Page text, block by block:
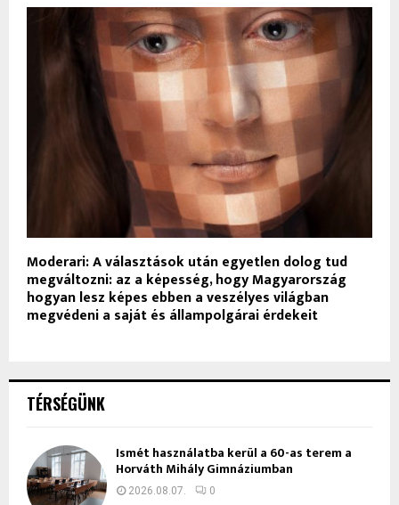
Moderari: A választások után egyetlen dolog tud
megváltozni: az a képesség, hogy Magyarország
hogyan lesz képes ebben a veszélyes világban
megvédeni a saját és állampolgárai érdekeit
TÉRSÉGÜNK
Ismét használatba kerül a 60-as terem a
Horváth Mihály Gimnáziumban
2026.08.07. 0